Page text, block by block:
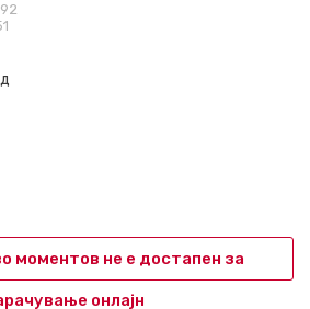
моментов не е достапен за
онлајн